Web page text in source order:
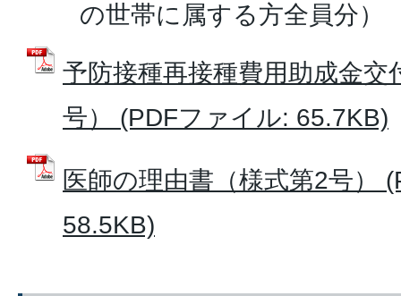
の世帯に属する方全員分）
予防接種再接種費用助成金交
号） (PDFファイル: 65.7KB)
医師の理由書（様式第2号）
58.5KB)